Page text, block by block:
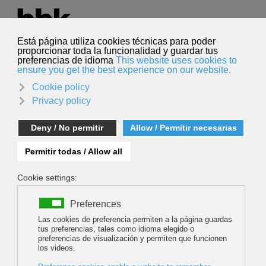
Hautatu hizkuntza
Euskara
Bilatu
RESET